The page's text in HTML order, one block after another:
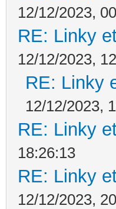
12/12/2023,
RE: Linky
12/12/2023,
RE: Linky
12/12/2023,
RE: Linky
18:26:13
RE: Linky
12/12/2023,